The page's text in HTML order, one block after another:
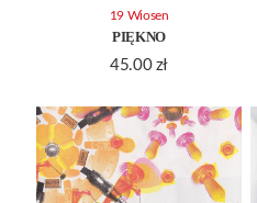
PIĘKNO
45.00 zł
19 Wiosen